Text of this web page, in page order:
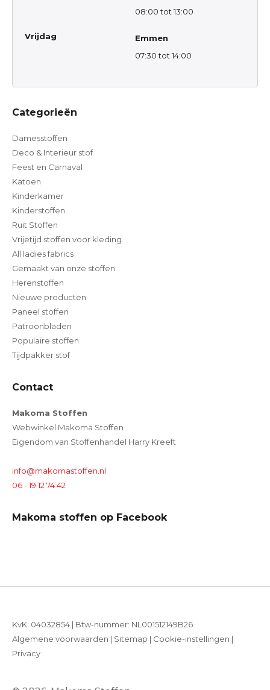
08:00 tot 13:00
Vrijdag
Emmen
07:30 tot 14:00
Categorieën
Damesstoffen
Deco & Interieur stof
Feest en Carnaval
Katoen
Kinderkamer
Kinderstoffen
Ruit Stoffen
Vrijetijd stoffen voor kleding
All ladies fabrics
Gemaakt van onze stoffen
Herenstoffen
Nieuwe producten
Paneel stoffen
Patroonbladen
Populaire stoffen
Tijdpakker stof
Contact
Makoma Stoffen
Webwinkel Makoma Stoffen
Eigendom van Stoffenhandel Harry Kreeft
info@makomastoffen.nl
06 - 19 12 74 42
Makoma stoffen op Facebook
KvK: 04032854 | Btw-nummer: NL001512149B26
Algemene voorwaarden | Sitemap | Cookie-instellingen |
Privacy